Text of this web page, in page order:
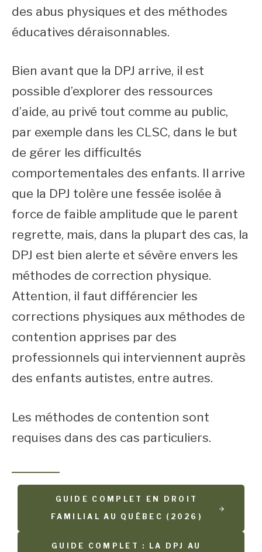
des abus physiques et des méthodes
éducatives déraisonnables.
Bien avant que la DPJ arrive, il est
possible d’explorer des ressources
d’aide, au privé tout comme au public,
par exemple dans les CLSC, dans le but
de gérer les difficultés
comportementales des enfants. Il arrive
que la DPJ tolère une fessée isolée à
force de faible amplitude que le parent
regrette, mais, dans la plupart des cas, la
DPJ est bien alerte et sévère envers les
méthodes de correction physique.
Attention, il faut différencier les
corrections physiques aux méthodes de
contention apprises par des
professionnels qui interviennent auprès
des enfants autistes, entre autres.
Les méthodes de contention sont
requises dans des cas particuliers.
GUIDE COMPLET EN DROIT
FAMILIAL AU QUÉBEC (2026)
GUIDE COMPLET : LA DPJ AU